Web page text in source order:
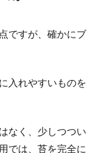
ですが、確かにブ
入れやすいものを
なく、少しつつい
では、苔を完全に